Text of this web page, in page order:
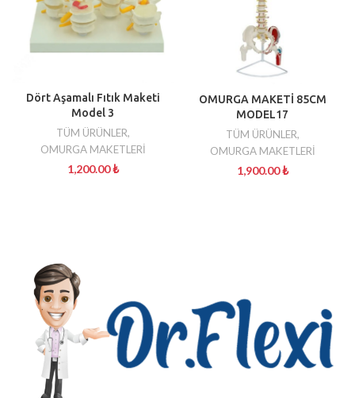
Dört Aşamalı Fıtık Maketi
Model 3
TÜM ÜRÜNLER,
OMURGA MAKETLERİ
1,200.00₺
OMURGA MAKETİ 85CM
MODEL17
TÜM ÜRÜNLER,
OMURGA MAKETLERİ
1,900.00₺